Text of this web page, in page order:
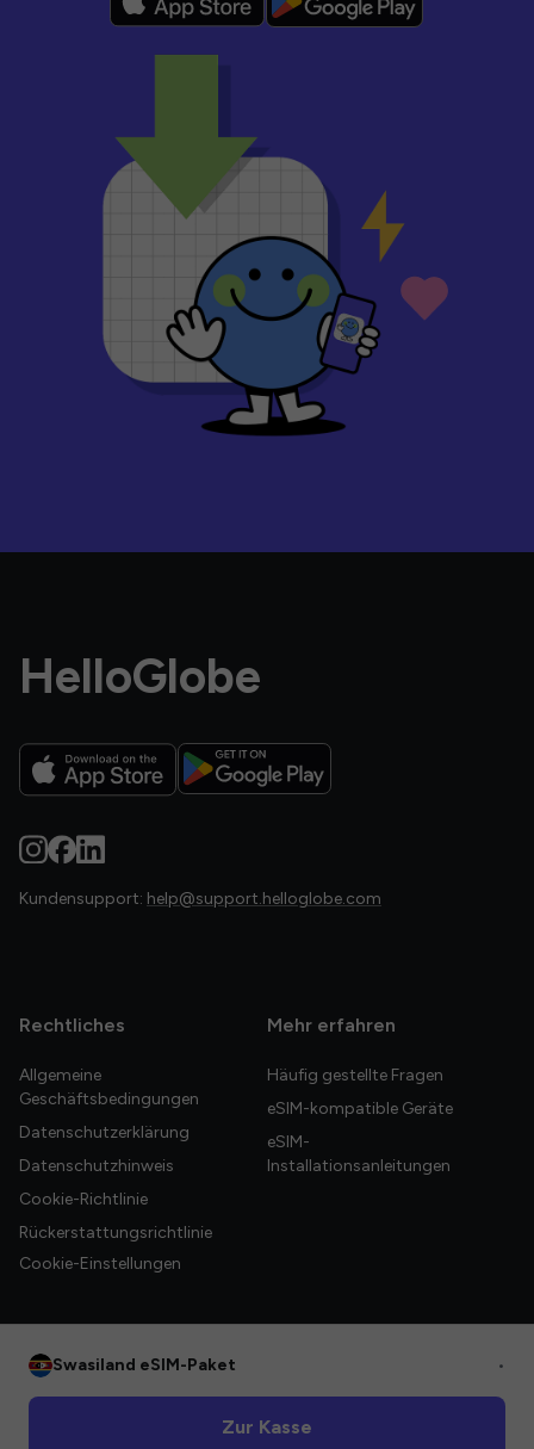
HelloGlobe
Kundensupport: help@support.helloglobe.com
Rechtliches
Allgemeine
Geschäftsbedingungen
Datenschutzerklärung
Datenschutzhinweis
Cookie-Richtlinie
Rückerstattungsrichtlinie
Cookie-Einstellungen
Mehr erfahren
Häufig gestellte Fragen
eSIM-kompatible Geräte
eSIM-
Installationsanleitungen
Swasiland eSIM-Paket •
Zur Kasse